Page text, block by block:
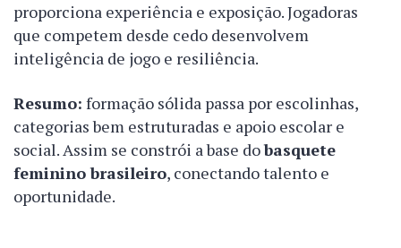
proporciona experiência e exposição. Jogadoras
que competem desde cedo desenvolvem
inteligência de jogo e resiliência.
Resumo: formação sólida passa por escolinhas,
categorias bem estruturadas e apoio escolar e
social. Assim se constrói a base dobasquete
feminino brasileiro, conectando talento e
oportunidade.